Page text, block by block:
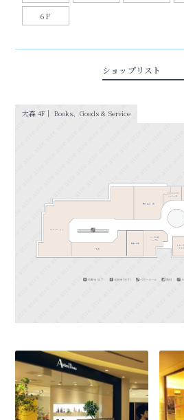
6F
ショップリスト
大森 4F｜ Books、Goods & Service